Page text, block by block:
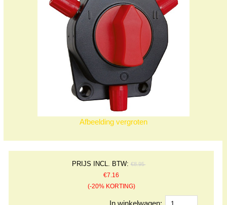
Afbeelding vergroten
PRIJS INCL. BTW: €8.95
€7.16
(-20% KORTING)
In winkelwagen: